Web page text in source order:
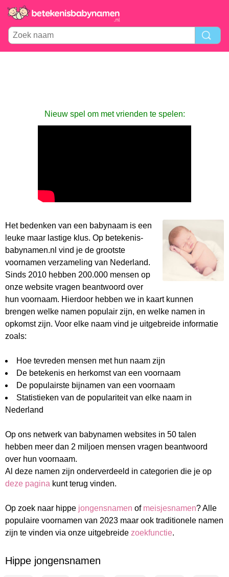
Nieuw spel om met vrienden te spelen:
Het bedenken van een babynaam is een
leuke maar lastige klus. Op betekenis-
babynamen.nl vind je de grootste
voornamen verzameling van Nederland.
Sinds 2010 hebben 200.000 mensen op
onze website vragen beantwoord over
hun voornaam. Hierdoor hebben we in kaart kunnen
brengen welke namen populair zijn, en welke namen in
opkomst zijn. Voor elke naam vind je uitgebreide informatie
zoals:
Hoe tevreden mensen met hun naam zijn
De betekenis en herkomst van een voornaam
De populairste bijnamen van een voornaam
Statistieken van de populariteit van elke naam in
Nederland
Op ons netwerk van babynamen websites in 50 talen
hebben meer dan 2 miljoen mensen vragen beantwoord
over hun voornaam.
Al deze namen zijn onderverdeeld in categorien die je op
deze pagina kunt terug vinden.
Op zoek naar hippe jongensnamen of meisjesnamen? Alle
populaire voornamen van 2023 maar ook traditionele namen
zijn te vinden via onze uitgebreide zoekfunctie.
Hippe jongensnamen